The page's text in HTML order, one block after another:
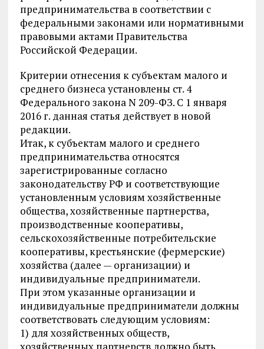
предпринимательства в соответствии с
федеральными законами или нормативными
правовыми актами Правительства
Российской Федерации.
Критерии отнесения к субъектам малого и
среднего бизнеса установлены ст. 4
Федерального закона N 209-ФЗ. С 1 января
2016 г. данная статья действует в новой
редакции.
Итак, к субъектам малого и среднего
предпринимательства относятся
зарегистрированные согласно
законодательству РФ и соответствующие
установленным условиям хозяйственные
общества, хозяйственные партнерства,
производственные кооперативы,
сельскохозяйственные потребительские
кооперативы, крестьянские (фермерские)
хозяйства (далее — организации) и
индивидуальные предприниматели.
При этом указанные организации и
индивидуальные предприниматели должны
соответствовать следующим условиям:
1) для хозяйственных обществ,
хозяйственных партнерств должно быть